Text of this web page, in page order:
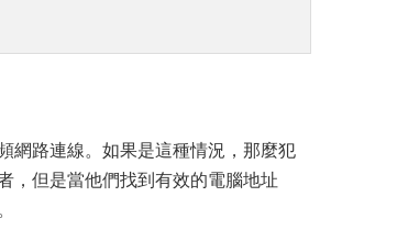
網路連線。如果是這種情況，那麼犯
，但是當他們找到有效的電腦地址